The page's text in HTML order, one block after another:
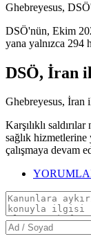
Ghebreyesus,
DSÖ'nün, Ekim
yana yalnızca 294
DSÖ, İran
Ghebreyesus, İran
Karşılıklı
sağlık
çalışmaya devam